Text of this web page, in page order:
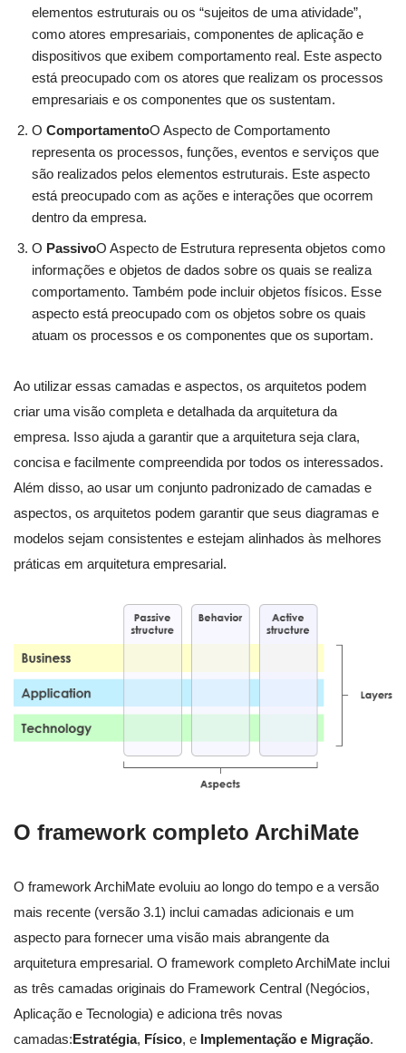
elementos estruturais ou os “sujeitos de uma atividade”,
como atores empresariais, componentes de aplicação e
dispositivos que exibem comportamento real. Este aspecto
está preocupado com os atores que realizam os processos
empresariais e os componentes que os sustentam.
O ComportamentoO Aspecto de Comportamento
representa os processos, funções, eventos e serviços que
são realizados pelos elementos estruturais. Este aspecto
está preocupado com as ações e interações que ocorrem
dentro da empresa.
O PassivoO Aspecto de Estrutura representa objetos como
informações e objetos de dados sobre os quais se realiza
comportamento. Também pode incluir objetos físicos. Esse
aspecto está preocupado com os objetos sobre os quais
atuam os processos e os componentes que os suportam.
Ao utilizar essas camadas e aspectos, os arquitetos podem
criar uma visão completa e detalhada da arquitetura da
empresa. Isso ajuda a garantir que a arquitetura seja clara,
concisa e facilmente compreendida por todos os interessados.
Além disso, ao usar um conjunto padronizado de camadas e
aspectos, os arquitetos podem garantir que seus diagramas e
modelos sejam consistentes e estejam alinhados às melhores
práticas em arquitetura empresarial.
O framework completo ArchiMate
O framework ArchiMate evoluiu ao longo do tempo e a versão
mais recente (versão 3.1) inclui camadas adicionais e um
aspecto para fornecer uma visão mais abrangente da
arquitetura empresarial. O framework completo ArchiMate inclui
as três camadas originais do Framework Central (Negócios,
Aplicação e Tecnologia) e adiciona três novas
camadas:Estratégia, Físico, e Implementação e Migração.